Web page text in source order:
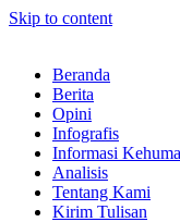
Skip to content
Beranda
Berita
Opini
Infografis
Informasi
Analisis
Tentang Kami
Kirim Tulisan